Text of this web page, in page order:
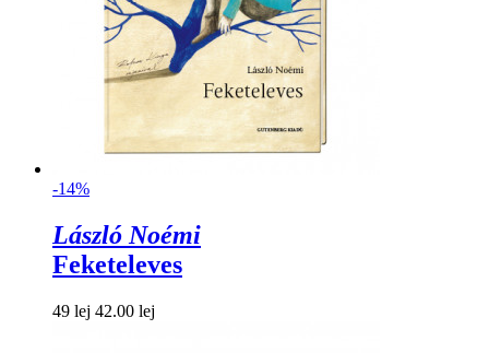
-14%
László Noémi
Feketeleves
49 lej 42.00 lej